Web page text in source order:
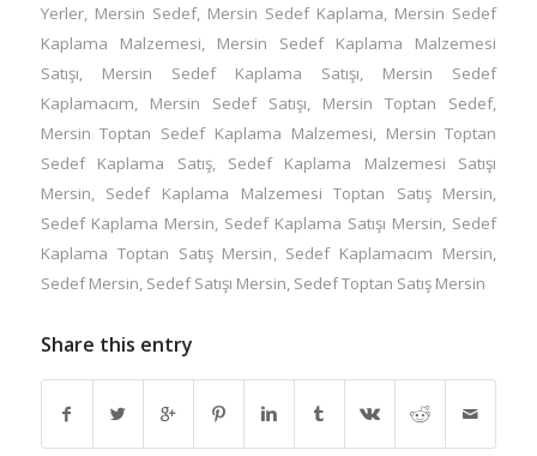
Yerler, Mersin Sedef, Mersin Sedef Kaplama, Mersin Sedef
Kaplama Malzemesi, Mersin Sedef Kaplama Malzemesi
Satışı, Mersin Sedef Kaplama Satışı, Mersin Sedef
Kaplamacım, Mersin Sedef Satışı, Mersin Toptan Sedef,
Mersin Toptan Sedef Kaplama Malzemesi, Mersin Toptan
Sedef Kaplama Satış, Sedef Kaplama Malzemesi Satışı
Mersin, Sedef Kaplama Malzemesi Toptan Satış Mersin,
Sedef Kaplama Mersin, Sedef Kaplama Satışı Mersin, Sedef
Kaplama Toptan Satış Mersin, Sedef Kaplamacım Mersin,
Sedef Mersin, Sedef Satışı Mersin, Sedef Toptan Satış Mersin
Share this entry